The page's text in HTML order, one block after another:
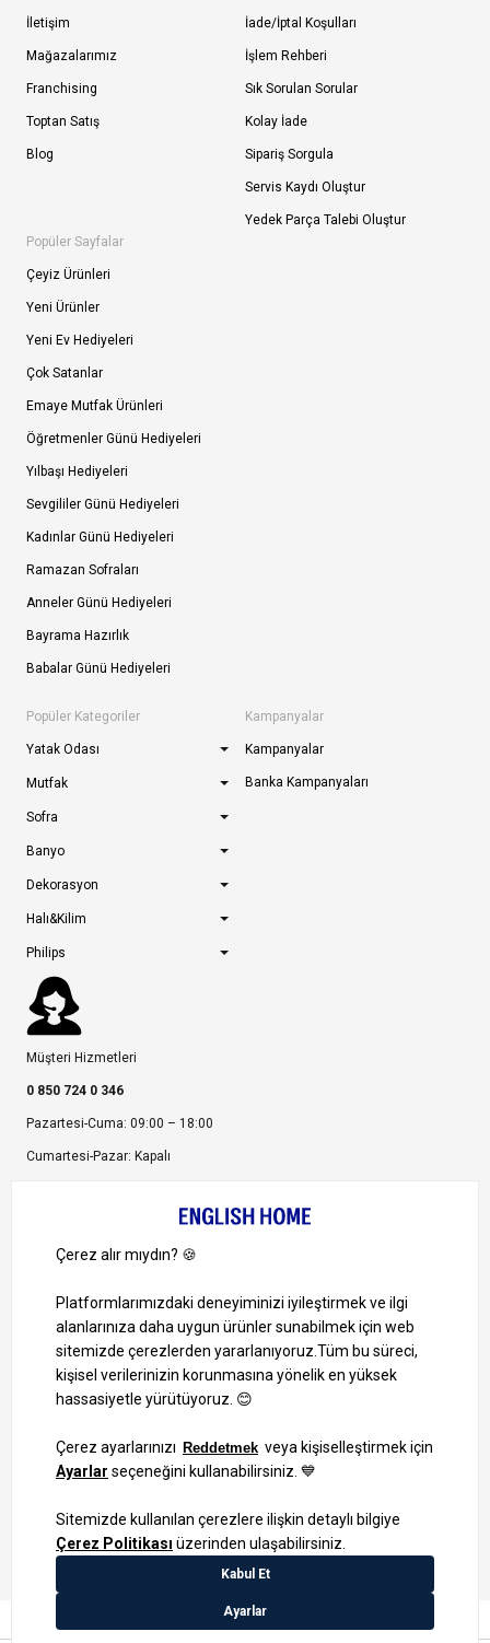
İletişim
Mağazalarımız
Franchising
Toptan Satış
Blog
İade/İptal Koşulları
İşlem Rehberi
Sık Sorulan Sorular
Kolay İade
Sipariş Sorgula
Servis Kaydı Oluştur
Yedek Parça Talebi Oluştur
Popüler Sayfalar
Çeyiz Ürünleri
Yeni Ürünler
Yeni Ev Hediyeleri
Çok Satanlar
Emaye Mutfak Ürünleri
Öğretmenler Günü Hediyeleri
Yılbaşı Hediyeleri
Sevgililer Günü Hediyeleri
Kadınlar Günü Hediyeleri
Ramazan Sofraları
Anneler Günü Hediyeleri
Bayrama Hazırlık
Babalar Günü Hediyeleri
Popüler Kategoriler
Yatak Odası
Mutfak
Sofra
Banyo
Dekorasyon
Halı&Kilim
Philips
Kampanyalar
Kampanyalar
Banka Kampanyaları
Müşteri Hizmetleri
0 850 724 0 346
Pazartesi-Cuma: 09:00 – 18:00
Cumartesi-Pazar: Kapalı
Ayrıcalıklardan yararlanmak için uygulamamızı indirin.
1000 TL ve Üzeri Alışverişlerinizde Kargo Bedava!
Bilgi Toplum Hizmetleri
KVKK Veri İşleme Politikamız